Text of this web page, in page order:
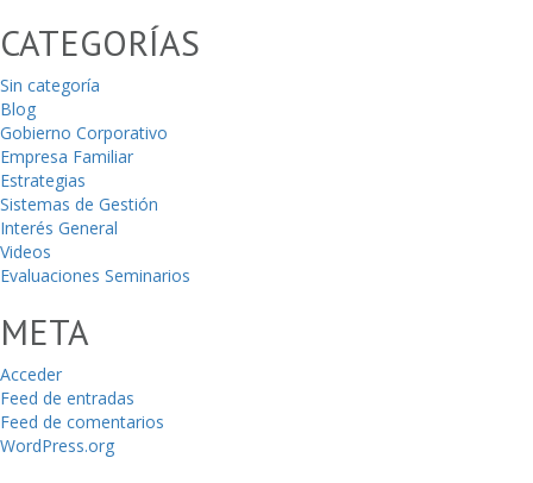
CATEGORÍAS
Sin categoría
Blog
Gobierno Corporativo
Empresa Familiar
Estrategias
Sistemas de Gestión
Interés General
Videos
Evaluaciones Seminarios
META
Acceder
Feed de entradas
Feed de comentarios
WordPress.org